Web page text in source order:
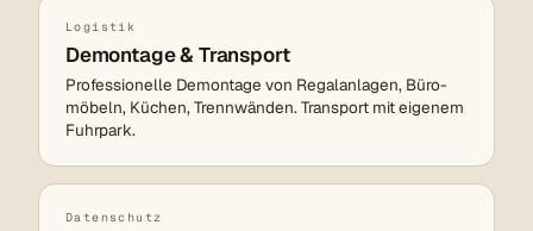
Logistik
Demontage & Transport
Professionelle Demontage von Regalanlagen, Büro­
möbeln, Küchen, Trennwänden. Transport mit eigenem
Fuhrpark.
Datenschutz